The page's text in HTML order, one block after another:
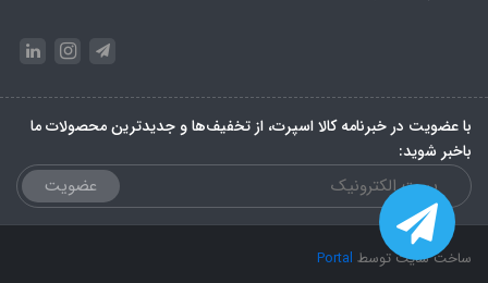
با عضویت در خبرنامه کالا اسپرت، از تخفیف‌ها و جدیدترین‌ محصولات ما
باخبر شوید:
عضویت
ساخت سایت توسط Portal